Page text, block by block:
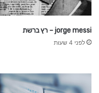
jorge messi – רץ ברשת
לפני 4 שעות